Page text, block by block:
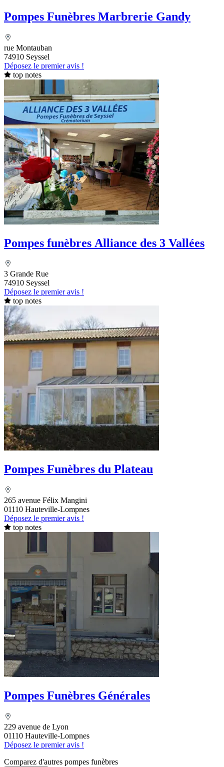
Pompes Funèbres Marbrerie Gandy
rue Montauban
74910 Seyssel
Déposez le premier avis !
top notes
Pompes funèbres Alliance des 3 Vallées
3 Grande Rue
74910 Seyssel
Déposez le premier avis !
top notes
Pompes Funèbres du Plateau
265 avenue Félix Mangini
01110 Hauteville-Lompnes
Déposez le premier avis !
top notes
Pompes Funèbres Générales
229 avenue de Lyon
01110 Hauteville-Lompnes
Déposez le premier avis !
Comparez d'autres pompes funèbres